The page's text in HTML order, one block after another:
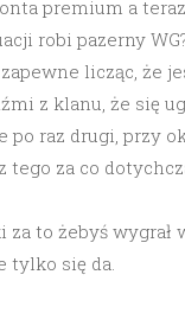
premium a teraz
robi pazerny
licząc, że
z klanu, że się
po raz drugi, przy
tego za co
to żebyś wygrał
tylko się da.